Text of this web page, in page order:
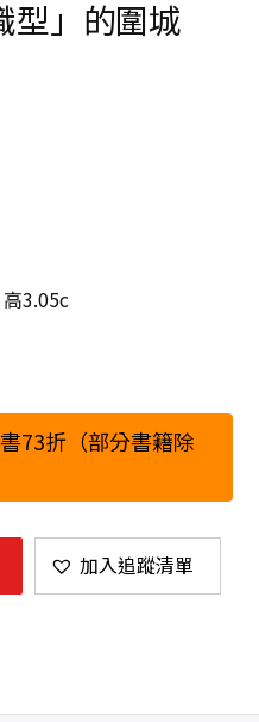
型」的圍城
3.05c
73折（部分書籍除
加入追蹤清單